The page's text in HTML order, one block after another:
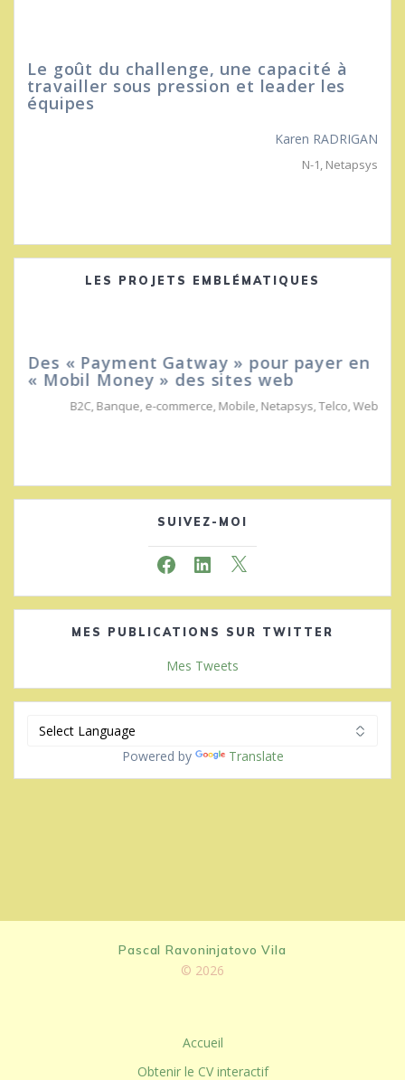
Le goût du challenge, une capacité à
travailler sous pression et leader les
équipes
Karen RADRIGAN
N-1,Netapsys
LES PROJETS EMBLÉMATIQUES
Des « Payment Gatway » pour payer en
« Mobil Money » des sites web
B2C, Banque, e-commerce, Mobile, Netapsys,Telco,Web
SUIVEZ-MOI
FacebookLinkedIn
X
MES PUBLICATIONS SUR TWITTER
Mes Tweets
Powered by Translate
Pascal Ravoninjatovo Vila
© 2026
Accueil
Obtenir le CV interactif